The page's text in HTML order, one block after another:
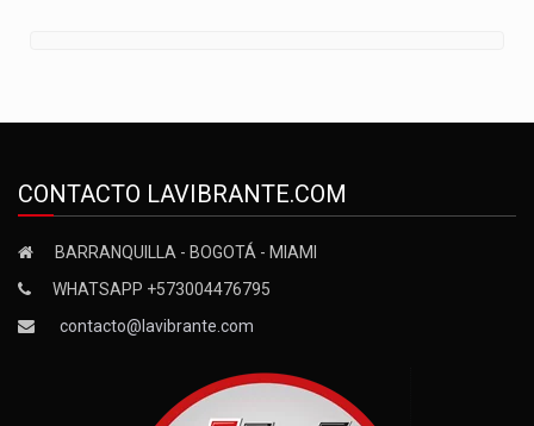
CONTACTO LAVIBRANTE.COM
BARRANQUILLA - BOGOTÁ - MIAMI
WHATSAPP +573004476795
contacto@lavibrante.com